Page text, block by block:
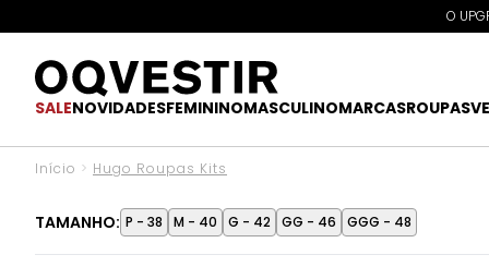
O
SALENOVIDADESFEMININOMASCULINOMARCASROUPAS
Início > Hugo Roupas Kits
TAMANHO: P - 38 M - 40 G - 42 GG - 46 GGG - 48